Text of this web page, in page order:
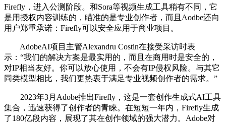
Firefly，进入公测阶段。和Sora等视频生成工具稍有不同，它
是用授权内容训练的，瞄准的是专业创作者，而且Aodbe还向
用户郑重承诺：Firefly可以安全应用于商业项目。
AdobeAI项目主管Alexandru Costin在接受采访时表
示：“我们的解决方案是最实用的，而且在商用时是安全的，
对IP相当友好。你可以放心使用，不会有IP侵权风险。与其它
同类模型相比，我们更热衷于满足专业视频创作者的需求。”
2023年3月Adobe推出Firefly，这是一套创作生成式AI工具
集合，迅速获得了创作者的青睐。在短短一年内，Firefly生成
了180亿段内容，展现了其在创作领域的强大潜力。Adobe对